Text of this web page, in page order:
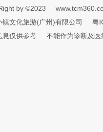
by ©2023
镇文化旅游(广州)有限公司
粤
息仅供参考
不能作为诊断及医